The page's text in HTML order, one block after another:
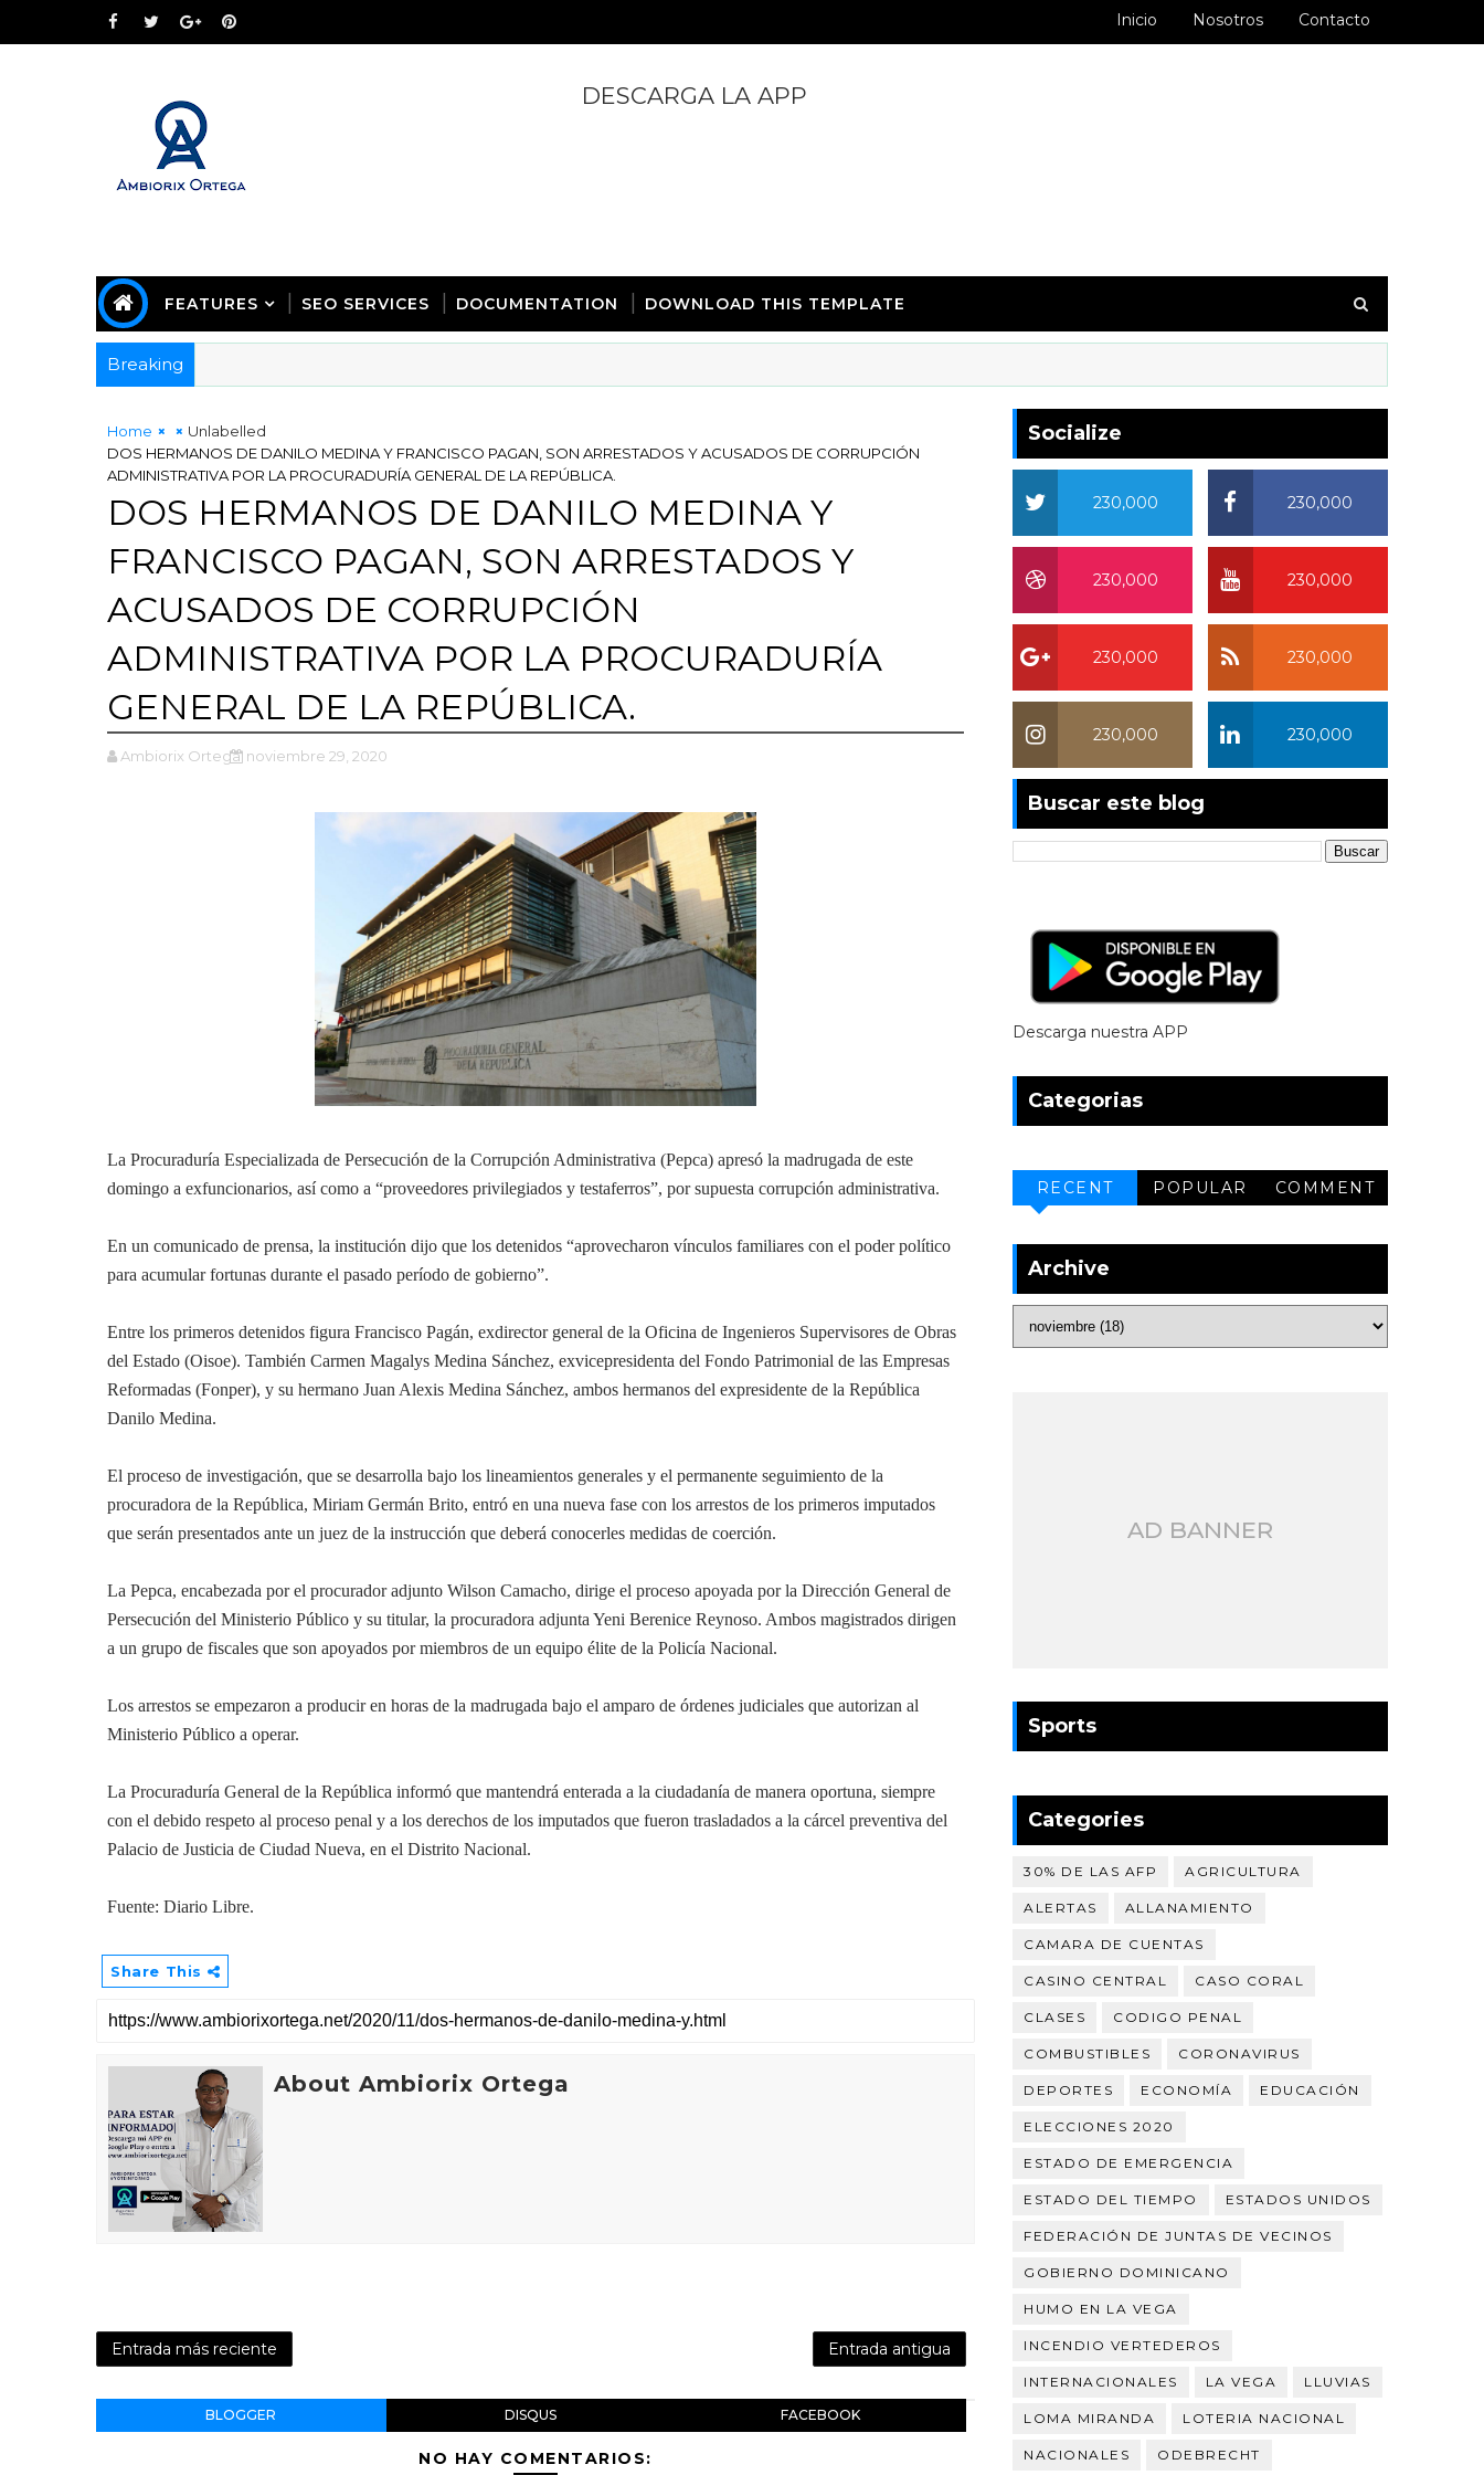
Inicio Nosotros Contacto
DESCARGA LA APP
FEATURES SEO SERVICES DOCUMENTATION DOWNLOAD THIS TEMPLATE
Breaking
Home
Unlabelled
DOS HERMANOS DE DANILO MEDINA Y FRANCISCO PAGAN, SON ARRESTADOS Y ACUSADOS DE CORRUPCIÓN
ADMINISTRATIVA POR LA PROCURADURÍA GENERAL DE LA REPÚBLICA.
DOS HERMANOS DE DANILO MEDINA Y
FRANCISCO PAGAN, SON ARRESTADOS Y
ACUSADOS DE CORRUPCIÓN
ADMINISTRATIVA POR LA PROCURADURÍA
GENERAL DE LA REPÚBLICA.
Ambiorix Ortega noviembre 29, 2020
La Procuraduría Especializada de Persecución de la Corrupción Administrativa (Pepca) apresó la madrugada de este
domingo a exfuncionarios, así como a “proveedores privilegiados y testaferros”, por supuesta corrupción administrativa.
En un comunicado de prensa, la institución dijo que los detenidos “aprovecharon vínculos familiares con el poder político
para acumular fortunas durante el pasado período de gobierno”.
Entre los primeros detenidos figura Francisco Pagán, exdirector general de la Oficina de Ingenieros Supervisores de Obras
del Estado (Oisoe). También Carmen Magalys Medina Sánchez, exvicepresidenta del Fondo Patrimonial de las Empresas
Reformadas (Fonper), y su hermano Juan Alexis Medina Sánchez, ambos hermanos del expresidente de la República
Danilo Medina.
El proceso de investigación, que se desarrolla bajo los lineamientos generales y el permanente seguimiento de la
procuradora de la República, Miriam Germán Brito, entró en una nueva fase con los arrestos de los primeros imputados
que serán presentados ante un juez de la instrucción que deberá conocerles medidas de coerción.
La Pepca, encabezada por el procurador adjunto Wilson Camacho, dirige el proceso apoyada por la Dirección General de
Persecución del Ministerio Público y su titular, la procuradora adjunta Yeni Berenice Reynoso. Ambos magistrados dirigen
a un grupo de fiscales que son apoyados por miembros de un equipo élite de la Policía Nacional.
Los arrestos se empezaron a producir en horas de la madrugada bajo el amparo de órdenes judiciales que autorizan al
Ministerio Público a operar.
La Procuraduría General de la República informó que mantendrá enterada a la ciudadanía de manera oportuna, siempre
con el debido respeto al proceso penal y a los derechos de los imputados que fueron trasladados a la cárcel preventiva del
Palacio de Justicia de Ciudad Nueva, en el Distrito Nacional.
Fuente: Diario Libre.
Share This
About Ambiorix Ortega
Entrada más reciente Entrada antigua
BLOGGER DISQUS FACEBOOK
NO HAY COMENTARIOS:
Socialize
230,000
230,000
230,000
230,000
230,000
230,000
230,000
230,000
Buscar este blog
Descarga nuestra APP
Categorias
RECENT POPULAR COMMENT
Archive
AD BANNER
Sports
Categories
30% DE LAS AFP AGRICULTURA
ALERTAS ALLANAMIENTO
CAMARA DE CUENTAS
CASINO CENTRAL CASO CORAL
CLASES CODIGO PENAL
COMBUSTIBLES CORONAVIRUS
DEPORTES ECONOMÍA EDUCACIÓN
ELECCIONES 2020
ESTADO DE EMERGENCIA
ESTADO DEL TIEMPO ESTADOS UNIDOS
FEDERACIÓN DE JUNTAS DE VECINOS
GOBIERNO DOMINICANO
HUMO EN LA VEGA
INCENDIO VERTEDEROS
INTERNACIONALES LA VEGA LLUVIAS
LOMA MIRANDA LOTERIA NACIONAL
NACIONALES ODEBRECHT